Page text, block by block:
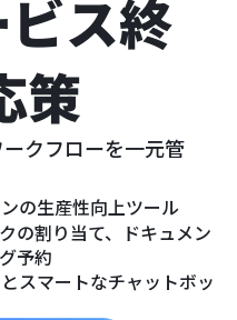
ス終
策
クフローを一元管
の生産性向上ツール
の割り当て、ドキュメン
予約
スマートなチャットボッ